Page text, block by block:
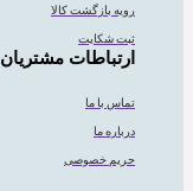
رویه بازگشت کالا
ثبت شکایت
ارتباطات مشتریان
تماس با ما
درباره ما
حریم خصوصی